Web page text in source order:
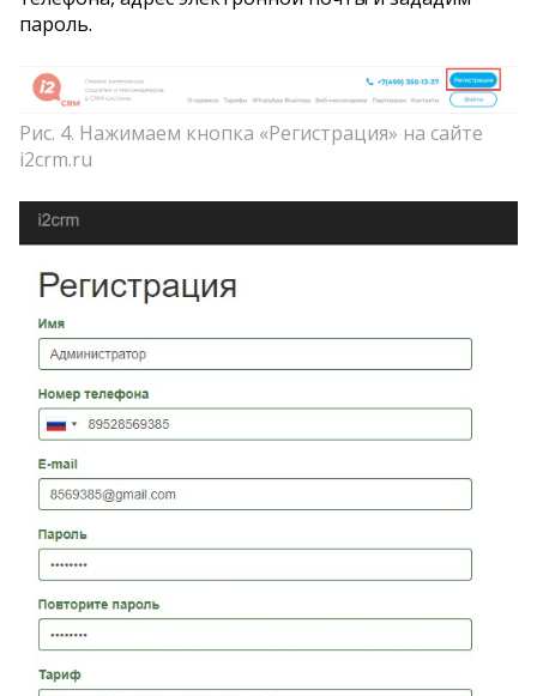
пароль.
Рис. 4. Нажимаем кнопка «Регистрация» на сайте
i2crm.ru